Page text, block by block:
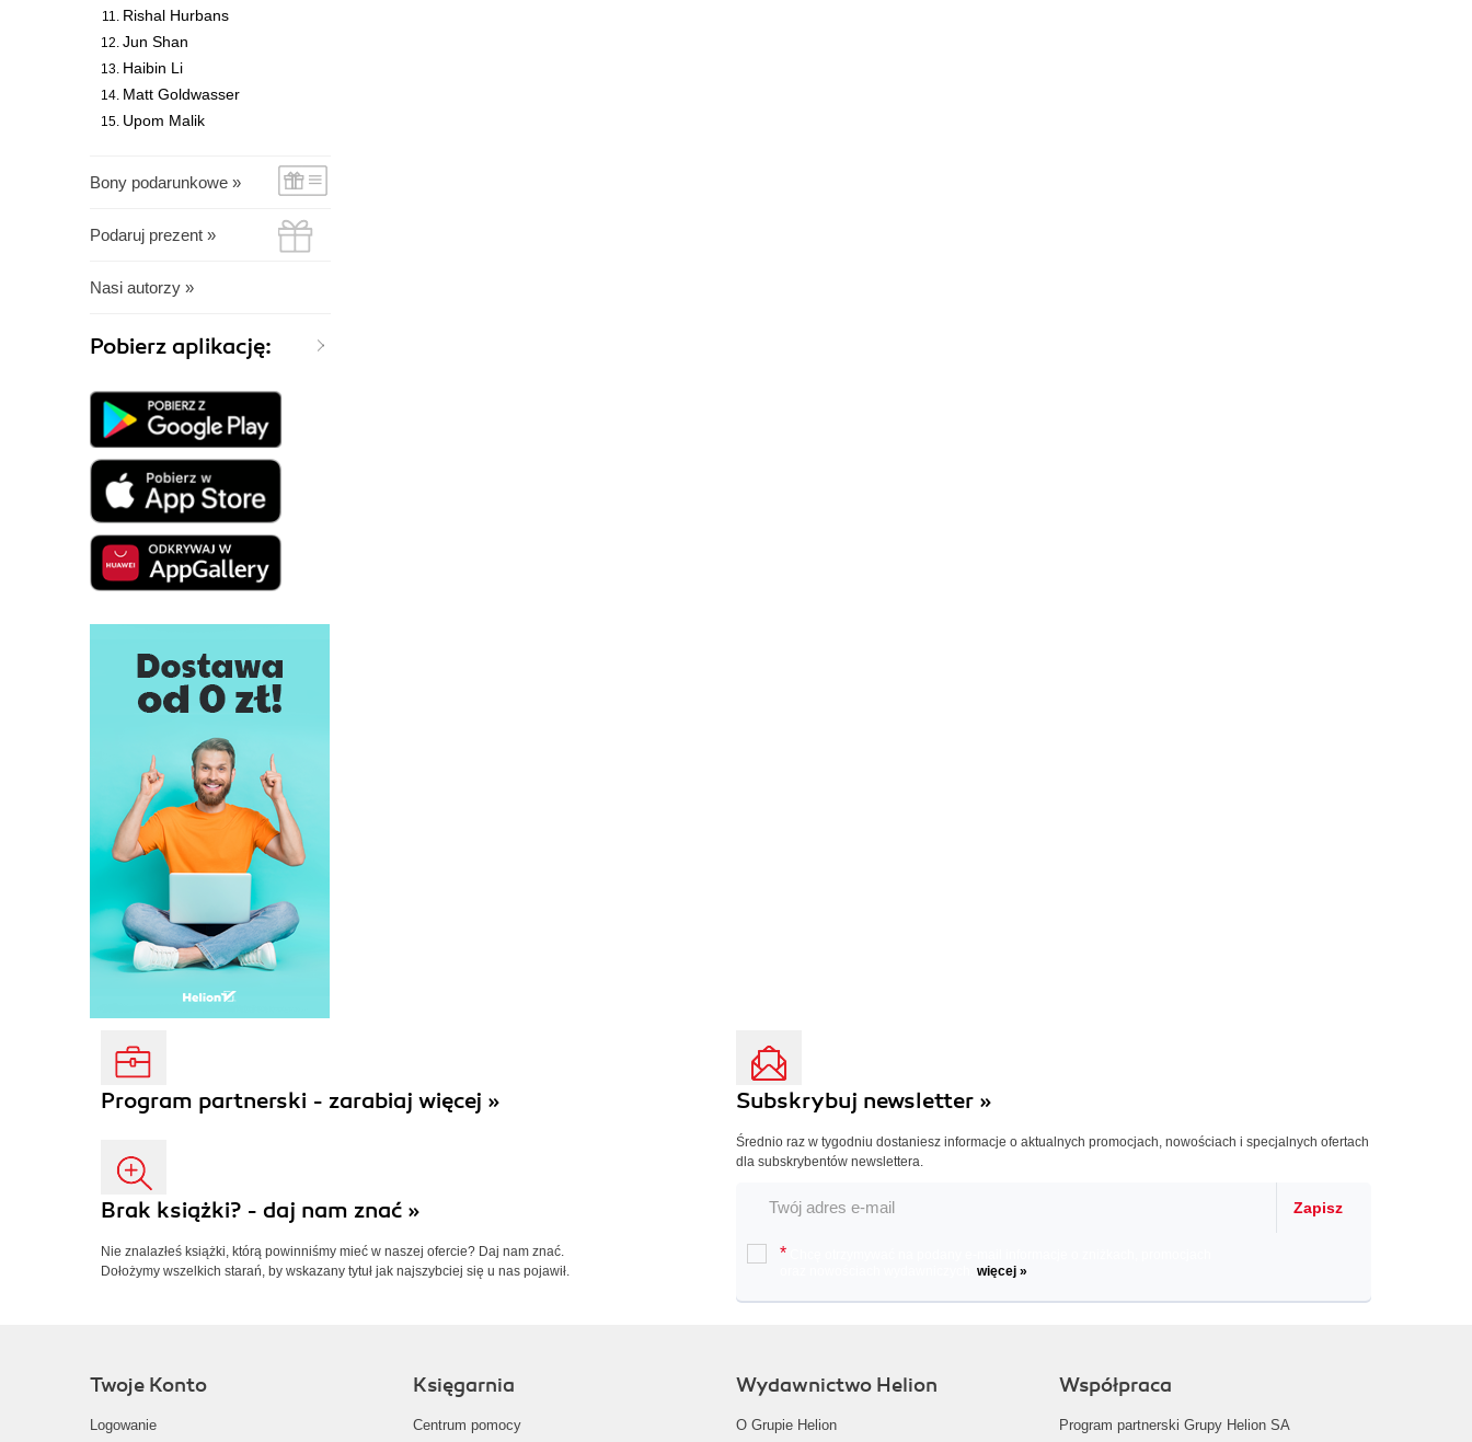
Rishal Hurbans
Jun Shan
Haibin Li
Matt Goldwasser
Upom Malik
Bony podarunkowe »
Podaruj prezent »
Nasi autorzy »
Pobierz aplikację:
Program partnerski - zarabiaj więcej »
Brak książki? - daj nam znać »
Nie znalazłeś książki, którą powinniśmy mieć w naszej ofercie? Daj nam znać.
Dołożymy wszelkich starań, by wskazany tytuł jak najszybciej się u nas pojawił.
Subskrybuj newsletter »
Średnio raz w tygodniu dostaniesz informacje o aktualnych promocjach, nowościach i specjalnych ofertach
dla subskrybentów newslettera.
Zapisz
*
więcej »
Twoje Konto
Logowanie
Księgarnia
Centrum pomocy
Wydawnictwo Helion
O Grupie Helion
Współpraca
Program partnerski Grupy Helion SA